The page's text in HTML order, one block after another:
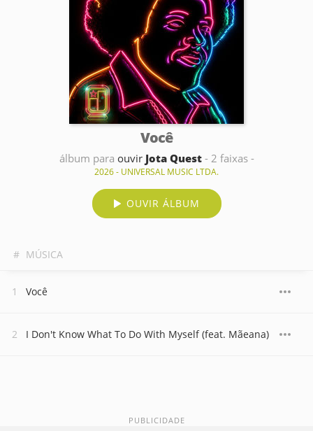
Você
álbum para ouvir Jota Quest- 2 faixas -
2026 - UNIVERSAL MUSIC LTDA.
OUVIR ÁLBUM
# MÚSICA
Você
I Don't Know What To Do With Myself (feat. Mãeana)